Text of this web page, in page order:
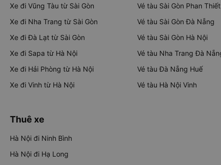
Xe đi Vũng Tàu từ Sài Gòn
Xe đi Nha Trang từ Sài Gòn
Xe đi Đà Lạt từ Sài Gòn
Xe đi Sapa từ Hà Nội
Xe đi Hải Phòng từ Hà Nội
Xe đi Vinh từ Hà Nội
Vé tàu Sài Gòn Phan Thiết
Vé tàu Sài Gòn Đà Nẵng
Vé tàu Sài Gòn Hà Nội
Vé tàu Nha Trang Đà
Vé tàu Đà Nẵng Huế
Vé tàu Hà Nội Vinh
Thuê xe
Hà Nội đi Ninh Bình
Hà Nội đi Hạ Long